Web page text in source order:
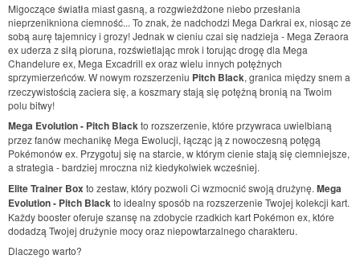
Migoczące światła miast gasną, a rozgwieżdżone niebo przesłania
nieprzenikniona ciemność... To znak, że nadchodzi Mega Darkrai ex, niosąc ze
sobą aurę tajemnicy i grozy! Jednak w cieniu czai się nadzieja - Mega Zeraora
ex uderza z siłą pioruna, rozświetlając mrok i torując drogę dla Mega
Chandelure ex, Mega Excadrill ex oraz wielu innych potężnych
sprzymierzeńców. W nowym rozszerzeniu Pitch Black, granica między snem a
rzeczywistością zaciera się, a koszmary stają się potężną bronią na Twoim
polu bitwy!
Mega Evolution - Pitch Blackto rozszerzenie, które przywraca uwielbianą
przez fanów mechanikę Mega Ewolucji, łącząc ją z nowoczesną potęgą
Pokémonów ex. Przygotuj się na starcie, w którym cienie stają się ciemniejsze,
a strategia - bardziej mroczna niż kiedykolwiek wcześniej.
Elite Trainer Boxto zestaw, który pozwoli Ci wzmocnić swoją drużynę. Mega
Evolution - Pitch Blackto idealny sposób na rozszerzenie Twojej kolekcji kart.
Każdy booster oferuje szansę na zdobycie rzadkich kart Pokémon ex, które
dodadzą Twojej drużynie mocy oraz niepowtarzalnego charakteru.
Dlaczego warto?